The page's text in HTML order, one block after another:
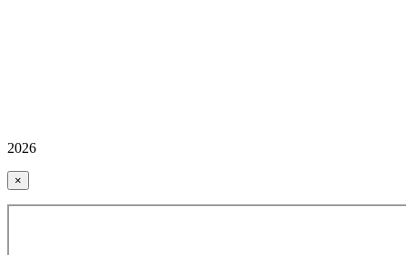
2026
×